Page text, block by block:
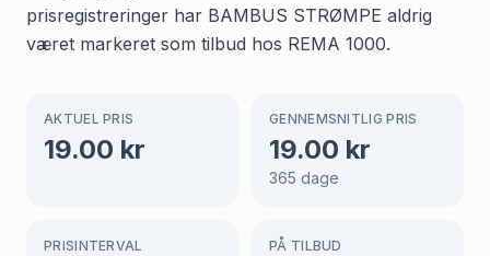
prisregistreringer har BAMBUS STRØMPE aldrig
været markeret som tilbud hos REMA 1000.
AKTUEL PRIS
19.00 kr
GENNEMSNITLIG PRIS
19.00 kr
365 dage
PRISINTERVAL PÅ TILBUD